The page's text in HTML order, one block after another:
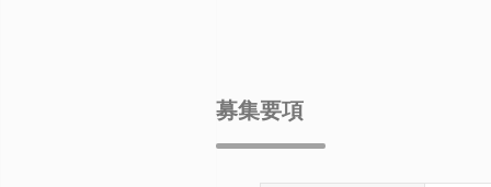
募集要項